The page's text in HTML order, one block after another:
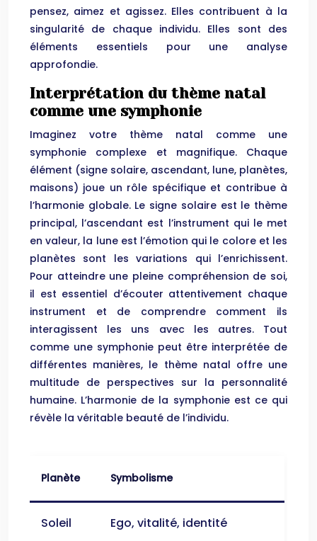
pensez, aimez et agissez. Elles contribuent à la
singularité de chaque individu. Elles sont des
éléments essentiels pour une analyse
approfondie.
Interprétation du thème natal
comme une symphonie
Imaginez votre thème natal comme une
symphonie complexe et magnifique. Chaque
élément (signe solaire, ascendant, lune, planètes,
maisons) joue un rôle spécifique et contribue à
l’harmonie globale. Le signe solaire est le thème
principal, l’ascendant est l’instrument qui le met
en valeur, la lune est l’émotion qui le colore et les
planètes sont les variations qui l’enrichissent.
Pour atteindre une pleine compréhension de soi,
il est essentiel d’écouter attentivement chaque
instrument et de comprendre comment ils
interagissent les uns avec les autres. Tout
comme une symphonie peut être interprétée de
différentes manières, le thème natal offre une
multitude de perspectives sur la personnalité
humaine. L’harmonie de la symphonie est ce qui
révèle la véritable beauté de l’individu.
Planète Symbolisme
Soleil Ego, vitalité, identité